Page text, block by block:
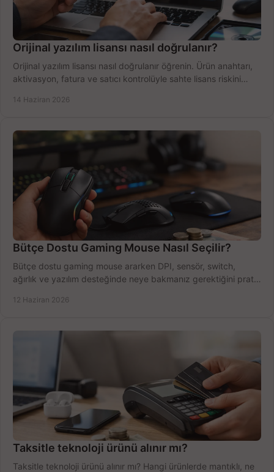
Orijinal yazılım lisansı nasıl doğrulanır?
Orijinal yazılım lisansı nasıl doğrulanır öğrenin. Ürün anahtarı,
aktivasyon, fatura ve satıcı kontrolüyle sahte lisans riskini
14 Haziran 2026
Bütçe Dostu Gaming Mouse Nasıl Seçilir?
Bütçe dostu gaming mouse ararken DPI, sensör, switch,
ağırlık ve yazılım desteğinde neye bakmanız gerektiğini pratik
12 Haziran 2026
Taksitle teknoloji ürünü alınır mı?
Taksitle teknoloji ürünü alınır mı? Hangi ürünlerde mantıklı, ne